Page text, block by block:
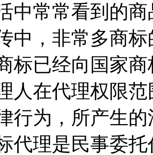
中常常看到的
中，非常多商
标已经向国家
人在代理权限
行为，所产生
代理是民事委